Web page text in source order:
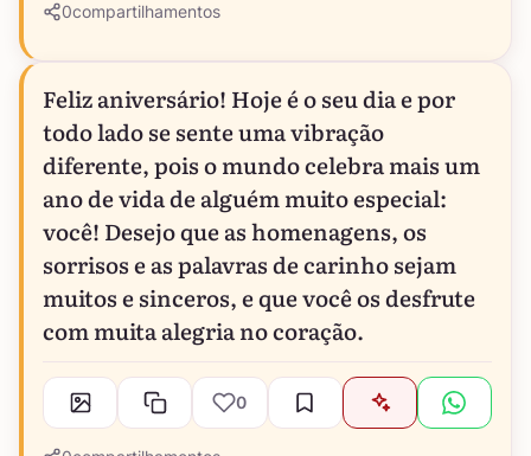
0compartilhamentos
Feliz aniversário! Hoje é o seu dia e por
todo lado se sente uma vibração
diferente, pois o mundo celebra mais um
ano de vida de alguém muito especial:
você! Desejo que as homenagens, os
sorrisos e as palavras de carinho sejam
muitos e sinceros, e que você os desfrute
com muita alegria no coração.
0